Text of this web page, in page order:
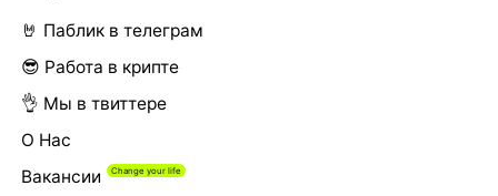
🤘 Паблик в телеграм
😎 Работа в крипте
👌 Мы в твиттере
О Нас
Вакансии